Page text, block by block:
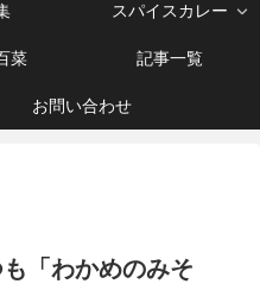
スパイスカレー
菜 記事一覧
お問い合わせ
「わかめのみそ